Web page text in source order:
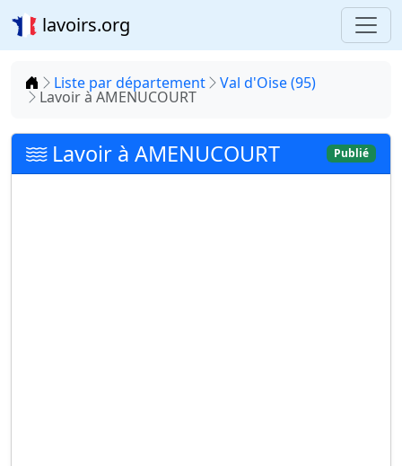
lavoirs.org
Accueil
Liste par département Val d'Oise (95)
Lavoir à AMENUCOURT
Lavoir à AMENUCOURT Publié